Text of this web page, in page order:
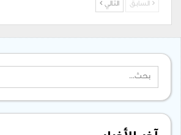
السابق التالي